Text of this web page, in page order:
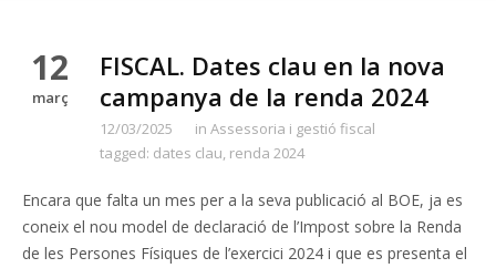
12
març
FISCAL. Dates clau en la nova
campanya de la renda 2024
12/03/2025 in Assessoria i gestió fiscal
tagged: dates clau, renda 2024
Encara que falta un mes per a la seva publicació al BOE, ja es
coneix el nou model de declaració de l’Impost sobre la Renda
de les Persones Físiques de l’exercici 2024 i que es presenta el